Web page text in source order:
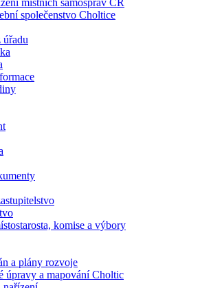
místních samospráv ČR
společenstvo Choltice
komise a výbory
a plány rozvoje
úpravy a mapování Choltic